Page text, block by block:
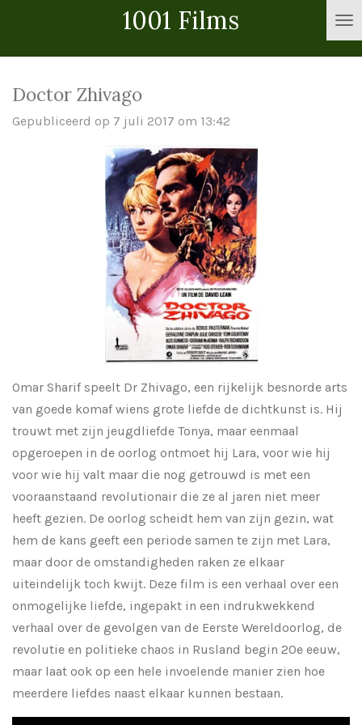
hoofdinhoud
1001 Films
Doctor Zhivago
Gepubliceerd op 7 juli 2017 om 13:42
Omar Sharif speelt Dr Zhivago, een rijkelijk besnorde arts
van goede komaf wiens grote liefde de dichtkunst is. Hij
trouwt met zijn jeugdliefde Tonya, maar eenmaal
opgeroepen in de oorlog ontmoet hij Lara, voor wie hij
voor wie hij valt maar die nog getrouwd is met een
vooraanstaand revolutionair die ze al jaren niet meer
heeft gezien. De oorlog scheidt hem van zijn gezin, wat
hem de kans geeft een periode samen te zijn met Lara,
maar door de omstandigheden raken ze elkaar
uiteindelijk toch kwijt. Deze film is een verhaal over een
onmogelijke liefde, ingepakt in een indrukwekkend
verhaal over de gevolgen van de Eerste Wereldoorlog, de
revolutie en politieke chaos in Rusland begin 20e eeuw,
maar laat ook op een hele invoelende manier zien hoe
meerdere liefdes naast elkaar kunnen bestaan.